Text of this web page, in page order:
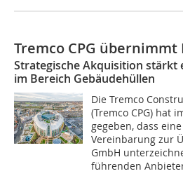
Tremco CPG übernimmt
Strategische Akquisition stärkt
im Bereich Gebäudehüllen
Die Tremco
(Tremco CPG) hat
gegeben, dass
Vereinbarung zur
GmbH
führenden